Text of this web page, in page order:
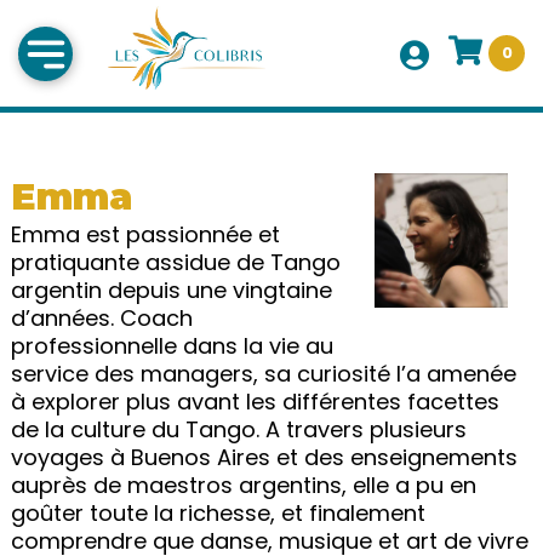
0
Emma
Emma est passionnée et
pratiquante assidue de Tango
argentin depuis une vingtaine
d’années. Coach
professionnelle dans la vie au
service des managers, sa curiosité l’a amenée
à explorer plus avant les différentes facettes
de la culture du Tango. A travers plusieurs
voyages à Buenos Aires et des enseignements
auprès de maestros argentins, elle a pu en
goûter toute la richesse, et finalement
comprendre que danse, musique et art de vivre